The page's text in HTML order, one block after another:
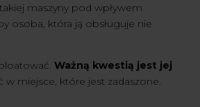
maszyny pod wpływem
osoba, która ją obsługuje nie
Ważną kwestią jest jej
w miejsce, które jest zadaszone.